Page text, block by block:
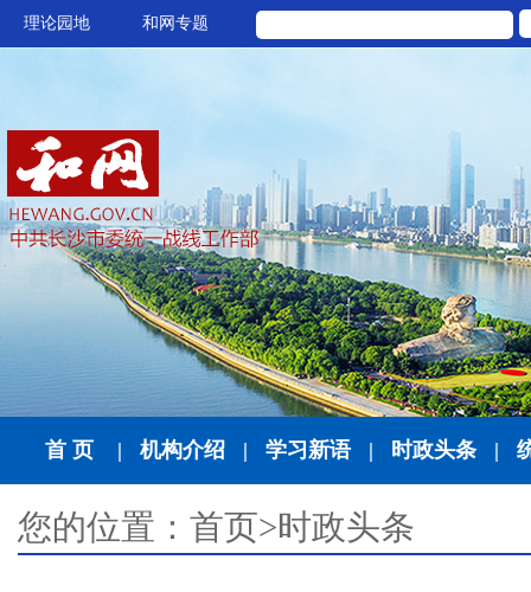
理论园地 和网专题
首 页 | 机构介绍 | 学习新语 | 时政头条 |
您的位置： 首页>时政头条